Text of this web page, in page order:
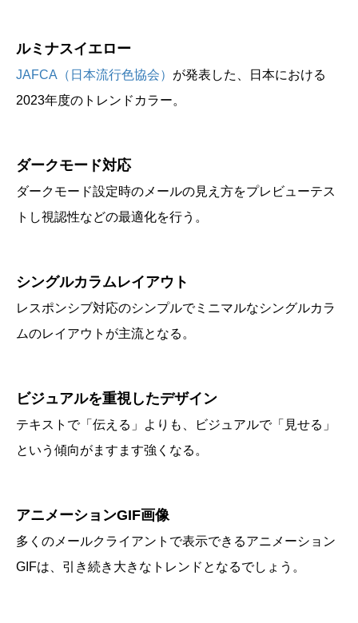
ルミナスイエロー
JAFCA（日本流行色協会） が発表した、日本における
2023年度のトレンドカラー。
ダークモード対応
ダークモード設定時のメールの見え方をプレビューテス
トし視認性などの最適化を行う。
シングルカラムレイアウト
レスポンシブ対応のシンプルでミニマルなシングルカラ
ムのレイアウトが主流となる。
ビジュアルを重視したデザイン
テキストで「伝える」よりも、ビジュアルで「見せる」
という傾向がますます強くなる。
アニメーションGIF画像
多くのメールクライアントで表示できるアニメーション
GIFは、引き続き大きなトレンドとなるでしょう。